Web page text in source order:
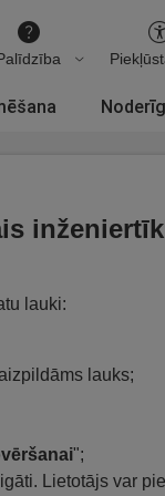
lauki:
lauks;
";
Lietotājs var